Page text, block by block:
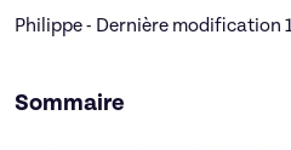
Philippe - Dernière
Sommaire